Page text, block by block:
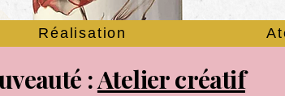
Réalisation
:Atelier créatif